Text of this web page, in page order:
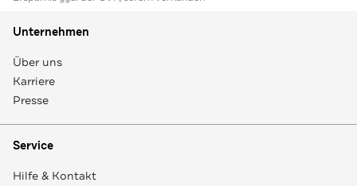
Unternehmen
Über uns
Karriere
Presse
Service
Hilfe & Kontakt